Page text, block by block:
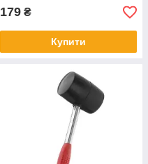
179 ₴
Купити